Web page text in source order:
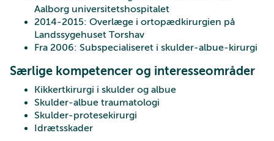
Aalborg universitetshospitalet
2014-2015: Overlæge i ortopædkirurgien på
Landssygehuset Torshav
Fra 2006: Subspecialiseret i skulder-albue-kirurgi
Særlige kompetencer og interesseområder
Kikkertkirurgi i skulder og albue
Skulder-albue traumatologi
Skulder-protesekirurgi
Idrætsskader